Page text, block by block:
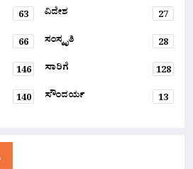
63 ವಿದೇಶ
27
66 ಸಂಸ್ಕೃತಿ
28
146 ಸಾರಿಗೆ
128
140 ಸೌಂದರ್ಯ 13